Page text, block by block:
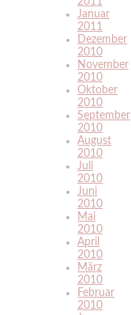
Januar
2011
Dezember
2010
November
2010
Oktober
2010
September
2010
August
2010
Juli
2010
Juni
2010
Mai
2010
April
2010
März
2010
Februar
2010